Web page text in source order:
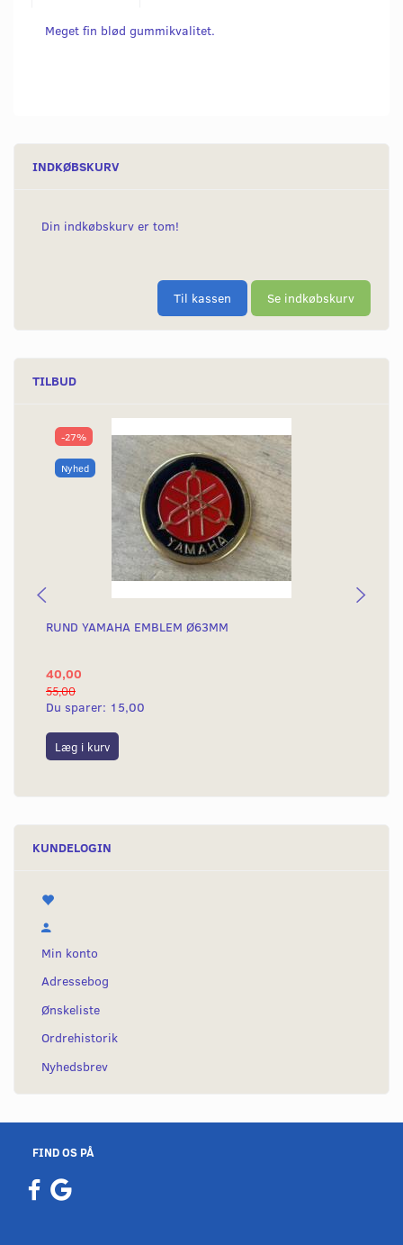
Meget fin blød gummikvalitet.
INDKØBSKURV
Din indkøbskurv er tom!
Til kassen Se indkøbskurv
TILBUD
-27%
Nyhed
RUND YAMAHA EMBLEM Ø63MM
40,00
55,00
Du sparer: 15,00
Læg i kurv
KUNDELOGIN
Min konto
Adressebog
Ønskeliste
Ordrehistorik
Nyhedsbrev
FIND OS PÅ